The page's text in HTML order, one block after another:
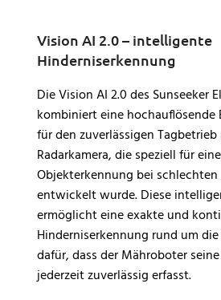
Vision AI 2.0 – intelligente
Hinderniserkennung
Die Vision AI 2.0 des Sunseeker
kombiniert eine hochauflösende
für den zuverlässigen
Radarkamera, die speziell für
Objekterkennung bei
entwickelt wurde. Diese
ermöglicht eine exakte und
Hinderniserkennung rund um
dafür, dass der Mähroboter
jederzeit zuverlässig erfasst.